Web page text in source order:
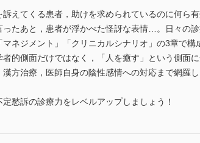
えてくる患者，助けを求められているのに何ら
たあと，患者が浮かべた怪訝な表情…。日々の
ネジメント」「クリニカルシナリオ」の3章で
的側面だけではなく，「人を癒す」という側面
方治療，医師自身の陰性感情への対応まで網羅
愁訴の診療力をレベルアップしましょう！